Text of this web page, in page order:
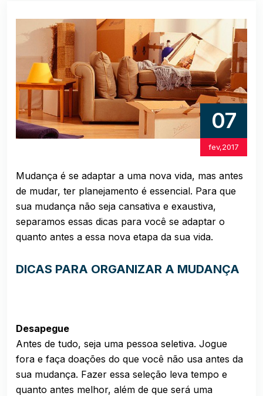
07
fev,2017
Mudança é se adaptar a uma nova vida, mas antes
de mudar, ter planejamento é essencial. Para que
sua mudança não seja cansativa e exaustiva,
separamos essas dicas para você se adaptar o
quanto antes a essa nova etapa da sua vida.
DICAS PARA ORGANIZAR A MUDANÇA
Desapegue
Antes de tudo, seja uma pessoa seletiva. Jogue
fora e faça doações do que você não usa antes da
sua mudança. Fazer essa seleção leva tempo e
quanto antes melhor, além de que será uma